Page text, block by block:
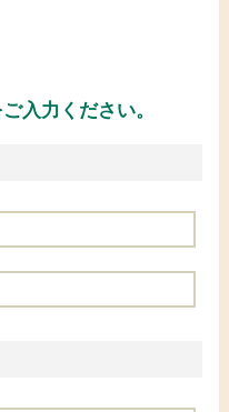
入力ください。